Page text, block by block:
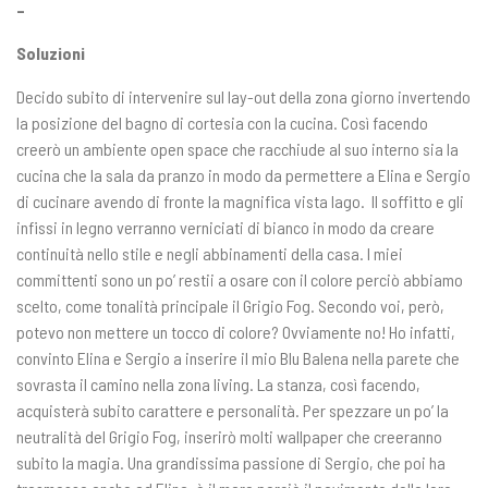
–
Soluzioni
Decido subito di intervenire sul lay-out della zona giorno invertendo
la posizione del bagno di cortesia con la cucina. Così facendo
creerò un ambiente open space che racchiude al suo interno sia la
cucina che la sala da pranzo in modo da permettere a Elina e Sergio
di cucinare avendo di fronte la magnifica vista lago. Il soffitto e gli
infissi in legno verranno verniciati di bianco in modo da creare
continuità nello stile e negli abbinamenti della casa. I miei
committenti sono un po’ restii a osare con il colore perciò abbiamo
scelto, come tonalità principale il Grigio Fog. Secondo voi, però,
potevo non mettere un tocco di colore? Ovviamente no! Ho infatti,
convinto Elina e Sergio a inserire il mio Blu Balena nella parete che
sovrasta il camino nella zona living. La stanza, così facendo,
acquisterà subito carattere e personalità. Per spezzare un po’ la
neutralità del Grigio Fog, inserirò molti wallpaper che creeranno
subito la magia. Una grandissima passione di Sergio, che poi ha